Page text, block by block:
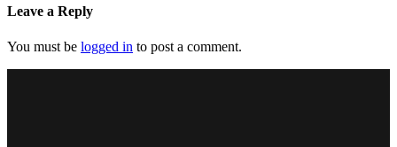
Leave a Reply
You must be logged in to post a comment.